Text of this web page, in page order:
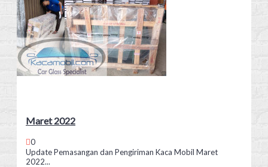
Maret 2022
0
Update Pemasangan dan Pengiriman Kaca Mobil Maret
2022...